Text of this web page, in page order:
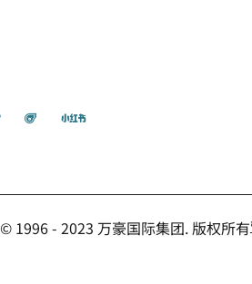
微博 飞猪 小红书
© 1996 - 2023 万豪国际集团. 版权所有